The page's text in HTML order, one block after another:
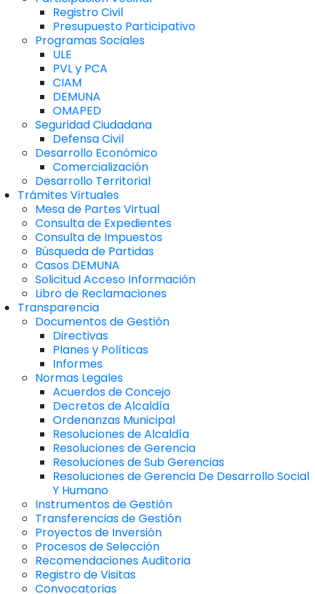
Registro Civil
Presupuesto Participativo
Programas Sociales
ULE
PVL y PCA
CIAM
DEMUNA
OMAPED
Seguridad Ciudadana
Defensa Civil
Desarrollo Económico
Comercialización
Desarrollo Territorial
Trámites Virtuales
Mesa de Partes Virtual
Consulta de Expedientes
Consulta de Impuestos
Búsqueda de Partidas
Casos DEMUNA
Solicitud Acceso Información
Libro de Reclamaciones
Transparencia
Documentos de Gestión
Directivas
Planes y Políticas
Informes
Normas Legales
Acuerdos de Concejo
Decretos de Alcaldía
Ordenanzas Municipal
Resoluciones de Alcaldía
Resoluciones de Gerencia
Resoluciones de Sub Gerencias
Resoluciones de Gerencia De Desarrollo Social
Y Humano
Instrumentos de Gestión
Transferencias de Gestión
Proyectos de Inversión
Procesos de Selección
Recomendaciones Auditoria
Registro de Visitas
Convocatorias